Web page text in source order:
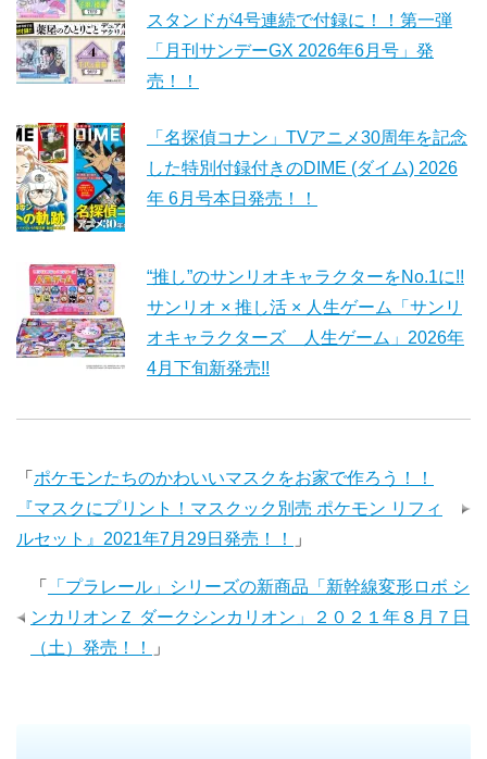
スタンドが4号連続で付録に！！第一弾
「月刊サンデーGX 2026年6月号」発
売！！
「名探偵コナン」TVアニメ30周年を記念
した特別付録付きのDIME (ダイム) 2026
年 6月号本日発売！！
“推し”のサンリオキャラクターをNo.1に!!
サンリオ × 推し活 × 人生ゲーム「サンリ
オキャラクターズ 人生ゲーム」2026年
4月下旬新発売!!
「 ポケモンたちのかわいいマスクをお家で作ろう！！
『マスクにプリント！マスクック別売 ポケモン リフィ
ルセット』2021年7月29日発売！！
」
「
「プラレール」シリーズの新商品「新幹線変形ロボ シ
ンカリオンＺ ダークシンカリオン」２０２１年８月７日
（土）発売！！
」